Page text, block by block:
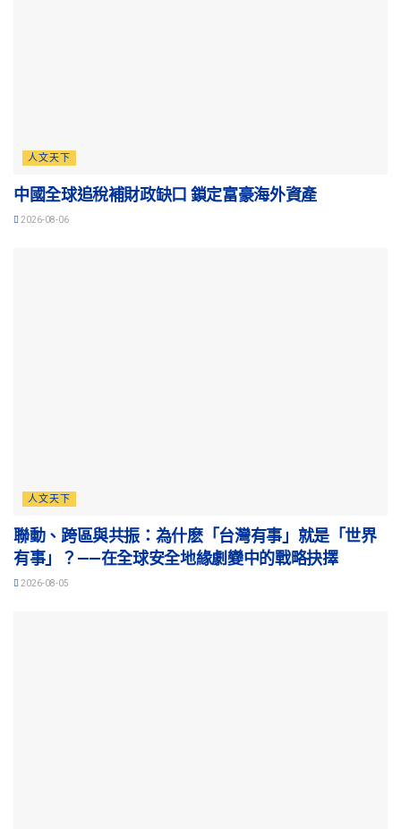
人文天下
中國全球追稅補財政缺口 鎖定富豪海外資產
2026-08-06
人文天下
聯動、跨區與共振：為什麽「台灣有事」就是「世界
有事」？——在全球安全地緣劇變中的戰略抉擇
2026-08-05